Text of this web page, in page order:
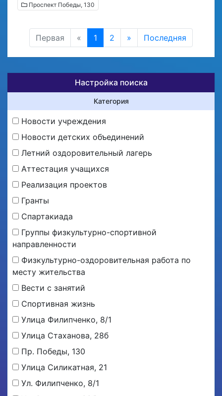
Проспект Победы, 130
Первая « 1 2 » Последняя
Настройка поиска
Категория
Новости учреждения
Новости детских объединений
Летний оздоровительный лагерь
Аттестация учащихся
Реализация проектов
Гранты
Спартакиада
Группы физкультурно-спортивной
направленности
Физкультурно-оздоровительная работа по
месту жительства
Вести с занятий
Спортивная жизнь
Улица Филипченко, 8/1
Улица Стаханова, 28б
Пр. Победы, 130
Улица Силикатная, 21
Ул. Филипченко, 8/1